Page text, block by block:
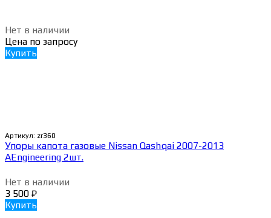
Нет в наличии
Цена по запросу
Купить
Артикул: zr360
Упоры капота газовые Nissan Qashqai 2007-2013
AEngineering 2шт.
Нет в наличии
3 500 ₽
Купить